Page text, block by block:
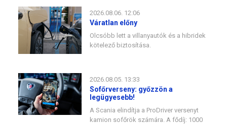
2026.08.06. 12:06
Váratlan előny
Olcsóbb lett a villanyautók és a hibridek
kötelező biztosítása.
2026.08.05. 13:33
Sofőrverseny: győzzön a
legügyesebb!
A Scania elindítja a ProDriver versenyt
kamion sofőrök számára. A fődíj: 1000